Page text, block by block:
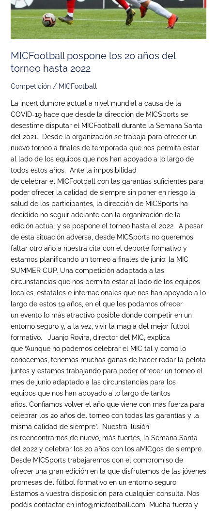
MICFootball pospone los 20 años del
torneo hasta 2022
Competición/ MICFootball
La incertidumbre actual a nivel mundial a causa de la
COVID-19 hace que desde la dirección de MICSports se
desestime disputar el MICFootball durante la Semana Santa
del 2021. Desde la organización se trabaja para ofrecer un
nuevo torneo a finales de temporada que nos permita estar
al lado de los equipos que nos han apoyado a lo largo de
todos estos años. Ante la imposibilidad
de celebrar el MICFootball con las garantías suficientes para
poder ofrecer la calidad de siempre sin poner en riesgo la
salud de los participantes, la dirección de MICSports ha
decidido no seguir adelante con la organización de la
edición actual y se pospone el torneo hasta el 2022. A pesar
de esta situación adversa, desde MICSports no queremos
faltar otro año a nuestra cita con el deporte formativo y
estamos planificando un torneo a finales de junio: la MIC
SUMMER CUP. Una competición adaptada a las
circunstancias que nos permita estar al lado de los equipos
locales, estatales e internacionales que nos han apoyado a lo
largo de estos 19 años, en el que les podamos ofrecer
un evento lo más atractivo posible donde competir en un
entorno seguro y, a la vez, vivir la magia del mejor futbol
formativo. Juanjo Rovira, director del MIC, explica
que “Aunque no podemos celebrar el MIC tal y como lo
conocemos, tenemos muchas ganas de hacer rodar la pelota
juntos y estamos trabajando para poder ofrecer un torneo el
mes de junio adaptado a las circunstancias para los
equipos que nos han apoyado a lo largo de tantos
años. Confiamos volver el año que viene con más fuerza para
celebrar los 20 años del torneo con todas las garantías y la
misma calidad de siempre”. Nuestra ilusión
es reencontrarnos de nuevo, más fuertes, la Semana Santa
del 2022 y celebrar los 20 años con los aMICgos de siempre.
Desde MICSports trabajaremos con el compromiso de
ofrecer una gran edición en la que disfrutemos de las jóvenes
promesas del fútbol formativo en un entorno seguro.
Estamos a vuestra disposición para cualquier consulta. Nos
podéis contactar en info@micfootball.com Mucha fuerza y
2022